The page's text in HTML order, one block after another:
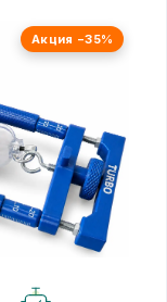
Акция −35%